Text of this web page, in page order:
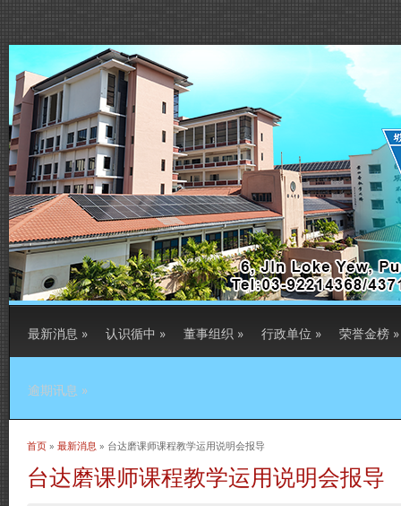
最新消息 » 认识循中 » 董事组织 » 行政单位 » 荣誉金榜 »
逾期讯息 »
当前位置
首页 » 最新消息 » 台达磨课师课程教学运用说明会报导
台达磨课师课程教学运用说明会报导